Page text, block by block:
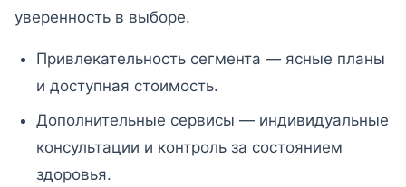
уверенность в выборе.
Привлекательность сегмента — ясные планы
и доступная стоимость.
Дополнительные сервисы — индивидуальные
консультации и контроль за состоянием
здоровья.